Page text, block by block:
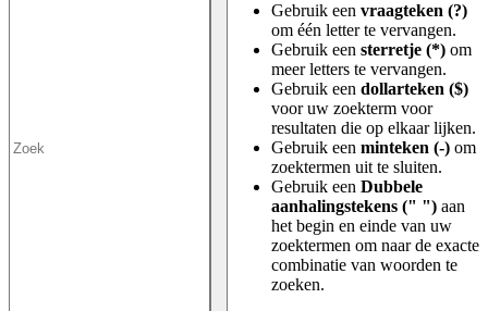
Gebruik een vraagteken (?)
om één letter te vervangen.
Gebruik een sterretje (*) om
meer letters te vervangen.
Gebruik een dollarteken ($)
voor uw zoekterm voor
resultaten die op elkaar lijken.
Gebruik een minteken (-) om
zoektermen uit te sluiten.
Gebruik een Dubbele
aanhalingstekens (" ") aan
het begin en einde van uw
zoektermen om naar de exacte
combinatie van woorden te
zoeken.